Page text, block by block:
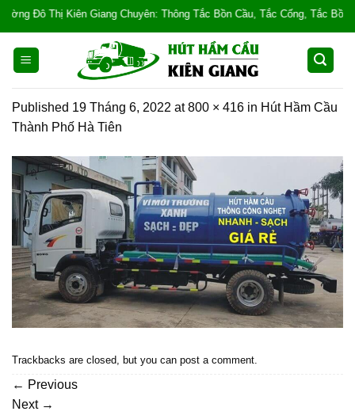
Skip
content
Đô Thị Kiên Giang Chuyên: Thông Tắc Bồn Cầu, Tắc Cống, Tắc Bồn
Published 19 Tháng 6, 2022 at800 × 416 in Hút Hầm Cầu
Thành Phố Hà Tiên
Trackbacks are closed, but you can post a comment
← Previous
Next →